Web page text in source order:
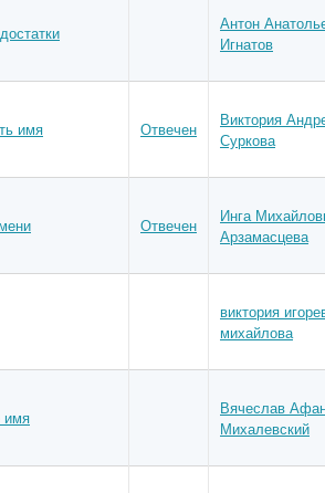
Антон
Игнатов
имя Отвечен
Виктория
Суркова
Отвечен
Инга
Арзамасцева
виктория
михайлова
имя
Вячеслав
Михалевский